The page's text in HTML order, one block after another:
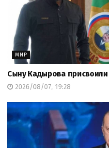
МИР
Сыну Кадырова присвоили
2026/08/07, 19:28